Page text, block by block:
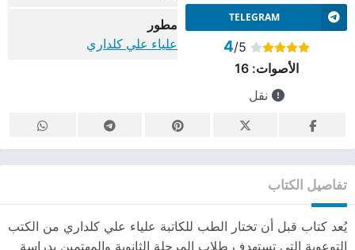
TELEGRAM
4/5
الأصوات:16
نقل
مطور
علياء علي كلداري
تفاصيل الكتاب
يُعد كتاب قبل أن تختار الطب للكاتبة علياء علي كلداري من الكتب
التوعوية التي تستهدف طلاب المرحلة الثانوية والمهتمين بدراسة